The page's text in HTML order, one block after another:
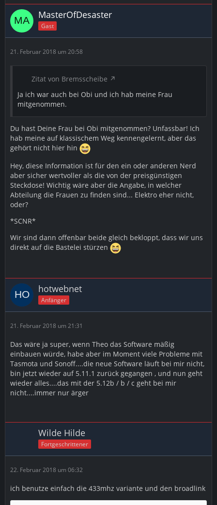
MasterOfDesaster
Gast
21. Februar 2018 um 20:58
Zitat von Bremsscheibe
Ja ich war auch bei Obi und ich hab meine Frau
mitgenommen.
Du hast Deine Frau bei Obi mitgenommen? Unfassbar! Ich
hab meine auf klassischem Weg kennengelernt, aber das
gehört nicht hier hin
Hey, diese Information ist für den ein oder anderen Nerd
aber sicher wertvoller als die von der preisgünstigen
Steckdose! Wichtig wäre aber die Angabe, in welcher
Abteilung die Frauen zu finden sind... Elektro eher nicht,
oder?
*SCNR*
Wir sind dann offenbar beide gleich bekloppt, dass wir uns
direkt auf die Bastelei stürzen
hotwebnet
Anfänger
21. Februar 2018 um 21:31
Das wäre ja super, wenn Theo das Software mäßig
einbauen würde, habe aber im Moment viele Probleme mit
Tasmota und Sonoff....die neue Software läuft bei mir nicht,
bin jetzt wieder auf 5.11.1 zurück gegangen , und nun geht
wieder alles....das mit der 5.12b / b / c geht bei mir
nicht....immer nur ärger
Wilde Hilde
Fortgeschrittener
22. Februar 2018 um 06:32
ich benutze einfach die 433mhz variante und den broadlink